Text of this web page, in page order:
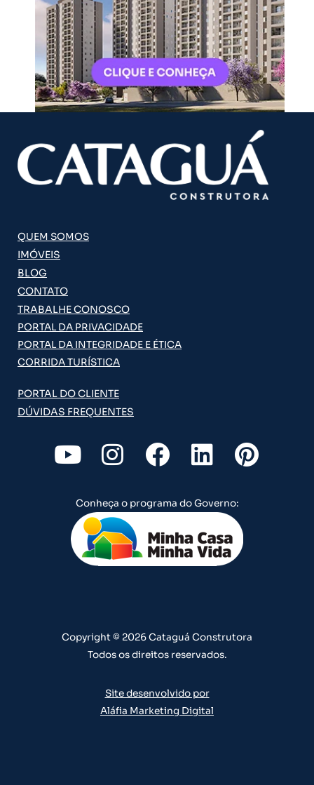
QUEM SOMOS
IMÓVEIS
BLOG
CONTATO
TRABALHE CONOSCO
PORTAL DA PRIVACIDADE
PORTAL DA INTEGRIDADE E ÉTICA
CORRIDA TURÍSTICA
PORTAL DO CLIENTE
DÚVIDAS FREQUENTES
Y
o
u
t
u
b
I
n
s
t
a
g
m
F
a
c
e
b
o
L
i
n
k
e
d
P
i
t
Conheça o programa do Governo:
Copyright © 2026 Cataguá Construtora
Todos os direitos reservados.
Site desenvolvido por
Aláfia Marketing Digital